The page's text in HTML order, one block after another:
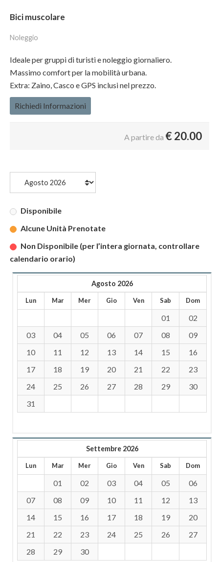
Bici muscolare
Noleggio
Ideale per gruppi di turisti e noleggio giornaliero.
Massimo comfort per la mobilità urbana.
Extra: Zaino, Casco e GPS inclusi nel prezzo.
Richiedi Informazioni
A partire da €20.00
Disponibile
Alcune Unità Prenotate
Non Disponibile (per l’intera giornata, controllare
calendario orario)
Agosto 2026
Lun Mar Mer Gio Ven Sab Dom
01
02
03
04 05 06 07 08
09
10
11 12 13 14 15
16
17
18 19 20 21 22
23
24
25 26 27 28 29
30
31
Settembre 2026
Lun Mar Mer Gio Ven Sab Dom
01 02 03 04 05
06
07
08 09 10 11 12
13
14
15 16 17 18 19
20
21
22 23 24 25 26
27
28
29 30